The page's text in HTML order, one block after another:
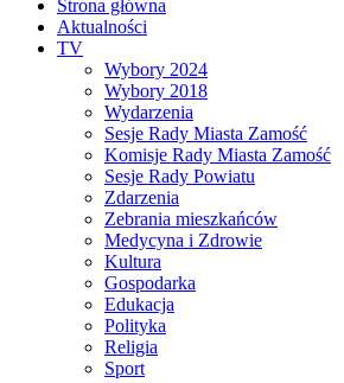
Strona główna
Aktualności
TV
Wybory 2024
Wybory 2018
Wydarzenia
Sesje Rady Miasta Zamość
Komisje Rady Miasta Zamość
Sesje Rady Powiatu
Zdarzenia
Zebrania mieszkańców
Medycyna i Zdrowie
Kultura
Gospodarka
Edukacja
Polityka
Religia
Sport